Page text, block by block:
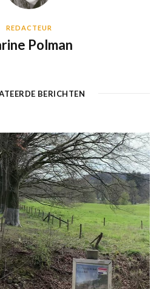
REDACTEUR
Polman
BERICHTEN